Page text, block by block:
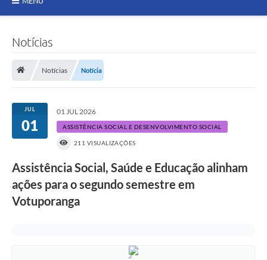
A História
Notícias
Diário Oficial
Prestação de Contas
Notícias
Notícias Notícia
JUL
01
01 JUL 2026
ASSISTÊNCIA SOCIAL E DESENVOLVIMENTO SOCIAL
211 VISUALIZAÇÕES
Assistência Social, Saúde e Educação alinham
ações para o segundo semestre em
Votuporanga